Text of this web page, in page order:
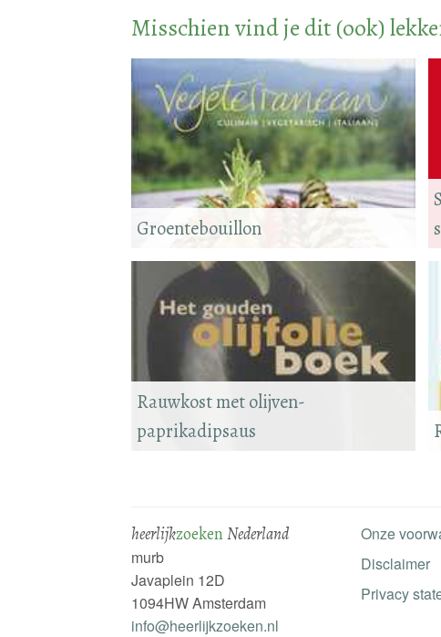
Misschien vind je dit (ook)
Groentebouillon
Rauwkost met olijven-
paprikadipsaus
heerlijkzoekenNederland
murb
Javaplein 12D
1094HW Amsterdam
info@heerlijkzoeken.nl
Onze
Disclaimer
Privacy